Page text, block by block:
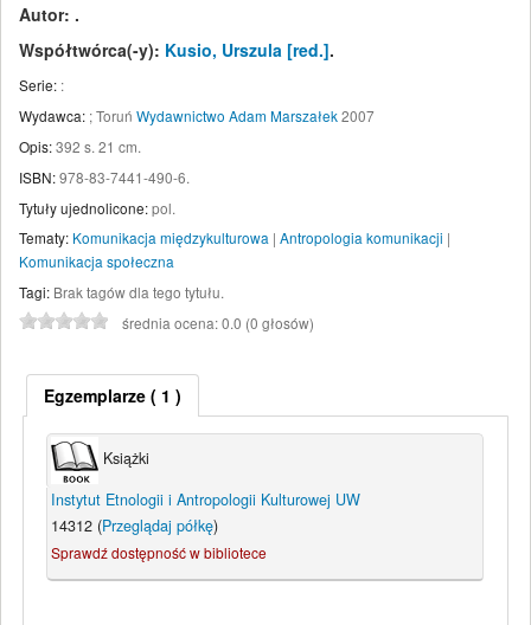
Autor: .
Współtwórca(-y): Kusio, Urszula [red.].
Serie: :
Wydawca: ;Toruń Wydawnictwo Adam Marszałek2007
Opis:392 s. 21 cm.
ISBN:978-83-7441-490-6.
Tytuły ujednolicone:pol.
Tematy: Komunikacja międzykulturowa | Antropologia komunikacji |
Komunikacja społeczna
Tagi: Brak tagów dla tego tytułu.
średnia ocena: 0.0 (0 głosów)
Egzemplarze( 1 )
Książki
Instytut Etnologii i Antropologii Kulturowej UW
14312 (Przeglądaj półkę)
Sprawdź dostępność w bibliotece